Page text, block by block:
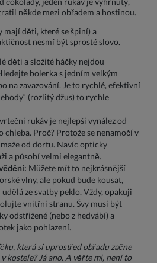
někde mezi obřadem a hostinou.
mají děti, které se špiní) a
nesmí být sprosté slovo.
děti a složité háčky nejdou
bolerka s jedním velkým
na zavazování. Je to rychlé, efektivní
(rozlitý džus) to rychle
rukáv je nejlepší vynález od
chleba. Proč? Protože se nenamočí v
od dortu. Navíc opticky
a působí velmi elegantně.
Můžete mít to nejkrásnější
vlny, ale pokud bude kousat,
ze svatby peklo. Vždy, opakuji
vnitřní stranu. Švy musí být
odstřižené (nebo z hedvábí) a
jako pohlazení.
která si uprostřed obřadu začne
kostele? Já ano. A věřte mi, není to